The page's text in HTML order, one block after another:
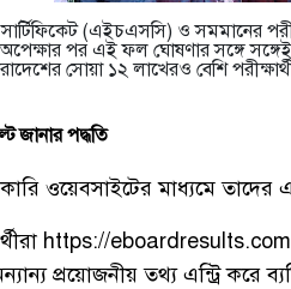
(এইচএসসি) ও সমমানের
অপেক্ষার পর এই ফল ঘোষণার সঙ্গে
সোয়া ১২ লাখেরও বেশি
জানার পদ্ধতি
ওয়েবসাইটের মাধ্যমে
https://
প্রয়োজনীয় তথ্য এন্ট্রি করে